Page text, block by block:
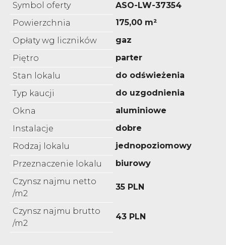
Symbol oferty
ASO-LW-37354
Powierzchnia
175,00 m²
Opłaty wg liczników
gaz
Piętro
parter
Stan lokalu
do odświeżenia
Typ kaucji
do uzgodnienia
Okna
aluminiowe
Instalacje
dobre
Rodzaj lokalu
jednopoziomowy
Przeznaczenie lokalu
biurowy
Czynsz najmu netto
/m2
35 PLN
Czynsz najmu brutto
/m2
43 PLN